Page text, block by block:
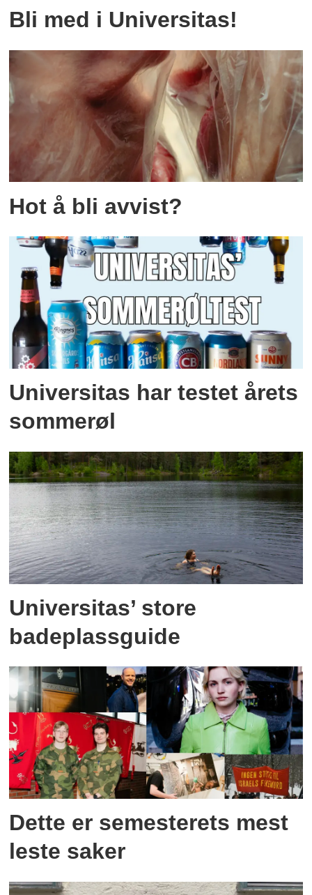
Bli med i Universitas!
Hot å bli avvist?
Universitas har testet årets
sommerøl
Universitas’ store
badeplassguide
Dette er semesterets mest
leste saker